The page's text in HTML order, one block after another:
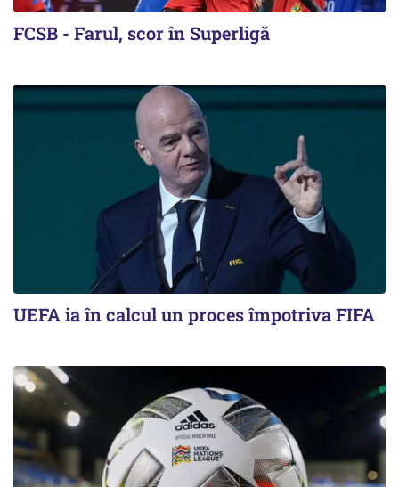
FCSB - Farul, scor în Superligă
UEFA ia în calcul un proces împotriva FIFA